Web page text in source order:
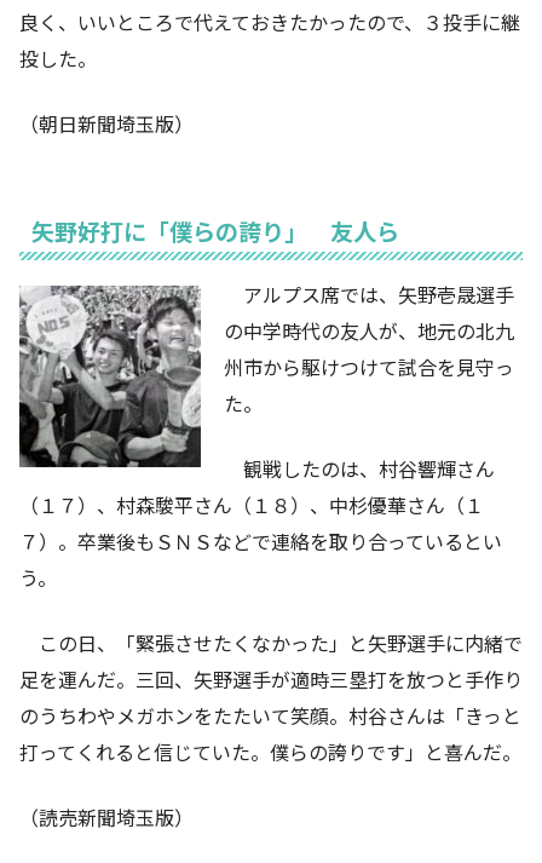
良く、いいところで代えておきたかったので、３投手に継
投した。
（朝日新聞埼玉版）
矢野好打に「僕らの誇り」 友人ら
アルプス席では、矢野壱晟選手
の中学時代の友人が、地元の北九
州市から駆けつけて試合を見守っ
た。
観戦したのは、村谷響輝さん
（１７）、村森駿平さん（１８）、中杉優華さん（１
７）。卒業後もＳＮＳなどで連絡を取り合っているとい
う。
この日、「緊張させたくなかった」と矢野選手に内緒で
足を運んだ。三回、矢野選手が適時三塁打を放つと手作り
のうちわやメガホンをたたいて笑顔。村谷さんは「きっと
打ってくれると信じていた。僕らの誇りです」と喜んだ。
（読売新聞埼玉版）